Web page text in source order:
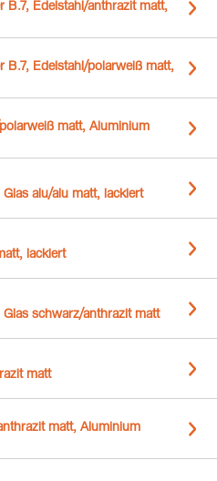
B.7, Edelstahl/anthrazit matt,
B.7, Edelstahl/polarweiß matt,
matt, Aluminium
alu/alu matt, lackiert
lackiert
schwarz/anthrazit matt
matt
matt, Aluminium